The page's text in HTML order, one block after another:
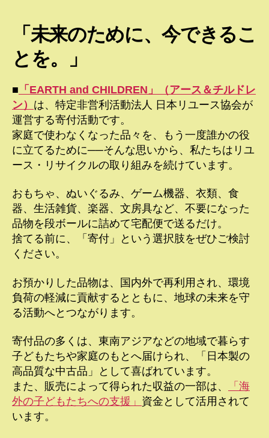
「未来のために、今できるこ
とを。」
■ 「EARTH and CHILDREN」（アース＆チルドレ
ン） は、特定非営利活動法人 日本リユース協会が
運営する寄付活動です。
家庭で使わなくなった品々を、もう一度誰かの役
に立てるために──そんな思いから、私たちはリユ
ース・リサイクルの取り組みを続けています。
おもちゃ、ぬいぐるみ、ゲーム機器、衣類、食
器、生活雑貨、楽器、文房具など、不要になった
品物を段ボールに詰めて宅配便で送るだけ。
捨てる前に、「寄付」という選択肢をぜひご検討
ください。
お預かりした品物は、国内外で再利用され、環境
負荷の軽減に貢献するとともに、地球の未来を守
る活動へとつながります。
寄付品の多くは、東南アジアなどの地域で暮らす
子どもたちや家庭のもとへ届けられ、「日本製の
高品質な中古品」として喜ばれています。
また、販売によって得られた収益の一部は、
「海
外の子どもたちへの支援」 資金として活用されて
います。